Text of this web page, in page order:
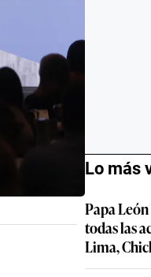
Lo más
Papa
todas las
Lima,